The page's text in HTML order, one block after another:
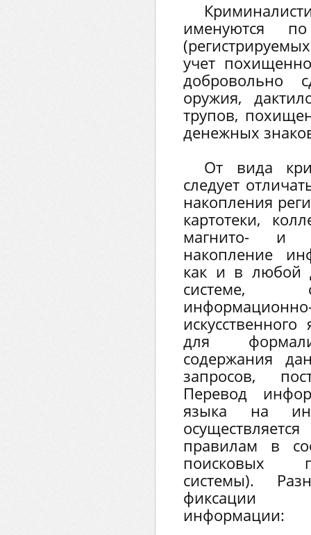
именуются
учет
добровольно
оружия,
трупов,
денежных
От вида
следует
накопления
картотеки,
магнито- и
накопление
как и в любой
системе,
для
содержания
запросов,
Перевод
языка на
правилам в
поисковых
системы).
фиксации
информации: